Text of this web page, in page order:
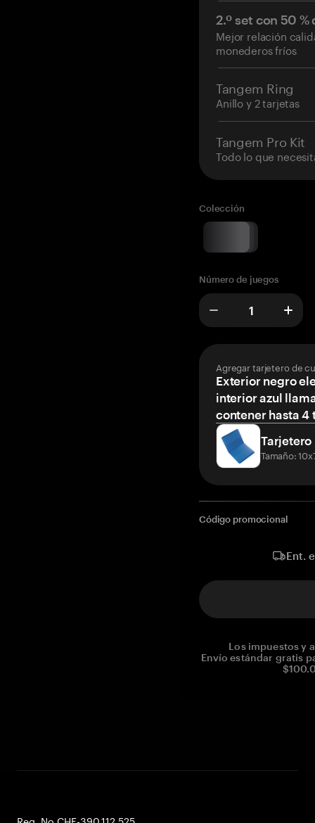
2.º set con 50
Mejor relación
monederos fríos
Tangem Ring
Anillo y 2 tarjetas
Tangem Pro Kit
Todo lo que
Colección
Número de juegos
Agregar tarjetero de
Exterior negro
interior azul
contener hasta 4
Tarjetero
Tamaño:
Código promocional
Ent.
Los impuestos y
Envío estándar gratis